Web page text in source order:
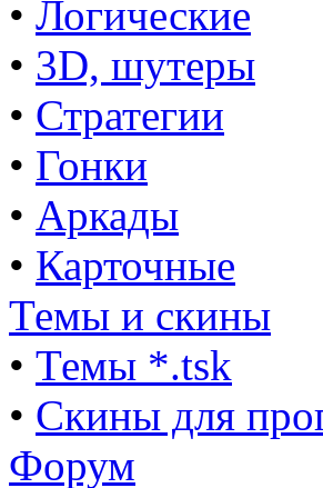
• Логические
• 3D, шутеры
• Стратегии
• Гонки
• Аркады
• Карточные
Темы и скины
• Темы *.tsk
• Скины для
Форум